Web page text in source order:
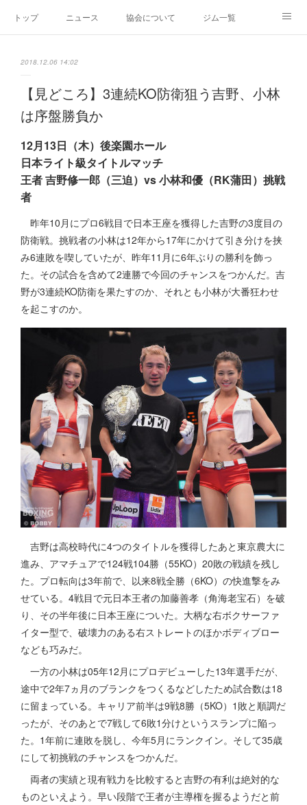
トップ ニュース 協会について ジム一覧
2018.12.06 14:02
【見どころ】3連続KO防衛狙う吉野、小林
は序盤勝負か
12月13日（木）後楽園ホール
日本ライト級タイトルマッチ
王者 吉野修一郎（三迫）vs 小林和優（RK蒲田）挑戦
者
昨年10月にプロ6戦目で日本王座を獲得した吉野の3度目の
防衛戦。挑戦者の小林は12年から17年にかけて引き分けを挟
み6連敗を喫していたが、昨年11月に6年ぶりの勝利を飾っ
た。その試合を含めて2連勝で今回のチャンスをつかんだ。吉
野が3連続KO防衛を果たすのか、それとも小林が大番狂わせ
を起こすのか。
吉野は高校時代に4つのタイトルを獲得したあと東京農大に
進み、アマチュアで124戦104勝（55KO）20敗の戦績を残し
た。プロ転向は3年前で、以来8戦全勝（6KO）の快進撃をみ
せている。4戦目で元日本王者の加藤善孝（角海老宝石）を破
り、その半年後に日本王座についた。大柄な右ボクサーファ
イター型で、破壊力のある右ストレートのほかボディブロー
なども巧みだ。
一方の小林は05年12月にプロデビューした13年選手だが、
途中で2年7ヵ月のブランクをつくるなどしたため試合数は18
に留まっている。キャリア前半は9戦8勝（5KO）1敗と順調だ
ったが、そのあとで7戦して6敗1分けというスランプに陥っ
た。1年前に連敗を脱し、今年5月にランクイン。そして35歳
にして初挑戦のチャンスをつかんだ。
両者の実績と現有戦力を比較すると吉野の有利は絶対的な
ものといえよう。早い段階で王者が主導権を握るようだと前